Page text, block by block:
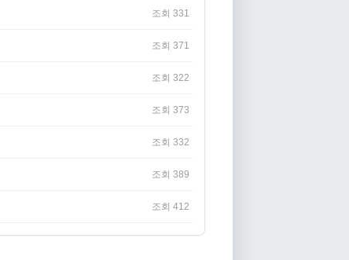
조회 331
조회 371
조회 322
조회 373
조회 332
조회 389
조회 412